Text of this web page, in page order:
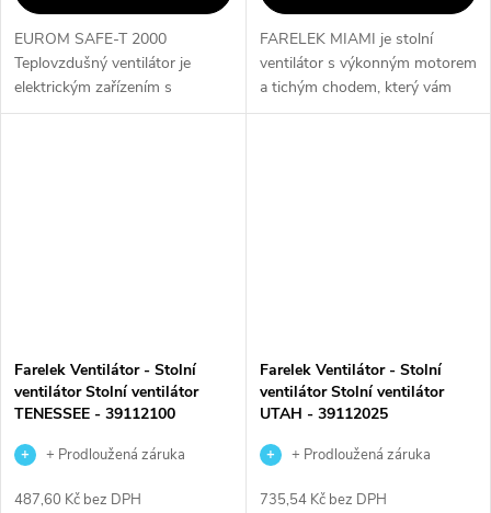
EUROM SAFE-T 2000
Teplovzdušný ventilátor je
elektrickým zařízením s
příkonem 0-1000-2000 W,
FARELEK MIAMI je stolní
ventilátor s výkonným motorem
a tichým chodem, který vám
přinese osvěžení i v horkých
Farelek Ventilátor - Stolní
ventilátor Stolní ventilátor
TENESSEE - 39112100
+ Prodloužená záruka
487,60 Kč bez DPH
Farelek Ventilátor - Stolní
ventilátor Stolní ventilátor
UTAH - 39112025
+ Prodloužená záruka
735,54 Kč bez DPH